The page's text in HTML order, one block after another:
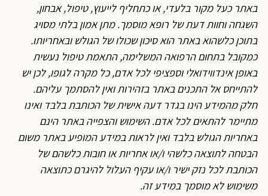
באתר כעל מקור בלעדי, או כתחליף לייעוץ, טיפול, אבחון,
השגחה וחוות דעת של רופא מוסמך. מתן אמון בלתי מסויג
בתוכן כלשהוא באתר הוא סיכון שכולו של הגולש ובאחריותו.
כמקובל בתחום הרפואה המשלימה, התאמת טיפול נעשית
באופן אינדווידואלי וספציפי לכל אדם, כל מקרה לגופו, לכן יש
להתייחס אל התכנים באתר בזהירות ואין להסתמך עליהם.
חלק מהמידע הינו בגדר דעה אישית של הכותבת בלבד ואינו
מתיימר להתאים לכל אדם. השימוש והצפייה באתר הינם
באחריות הגולש בלבד ואין לראות במידע המופיע באתר משום
הבטחה לתוצאה כלשהי ו/או אחריות או חובות כלשהם של
הכותבת לכל נזק ישיר ו/או עקיף העלול להיגרם כתוצאה
משימוש לא מוסמך במידע זה.